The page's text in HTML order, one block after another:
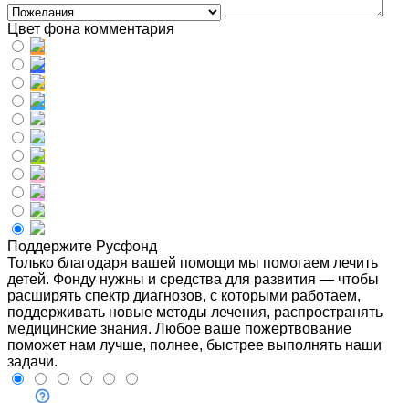
Цвет фона комментария
Поддержите Русфонд
Только благодаря вашей помощи мы помогаем лечить
детей. Фонду нужны и средства для развития — чтобы
расширять спектр диагнозов, с которыми работаем,
поддерживать новые методы лечения, распространять
медицинские знания. Любое ваше пожертвование
поможет нам лучше, полнее, быстрее выполнять наши
задачи.